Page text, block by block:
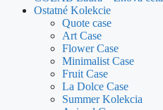
Ostatné Kolekcie
Quote case
Art Case
Flower Case
Minimalist Case
Fruit Case
La Dolce Case
Summer Kolekcia